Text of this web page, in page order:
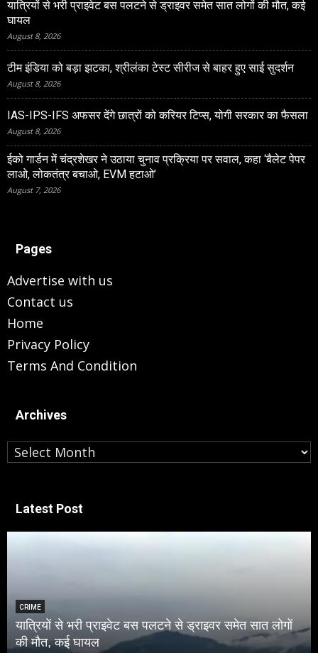
यात्रियों से भरी प्राइवेट बस पलटने से ड्राइवर समेत सात लोगों की मौत, कई
घायल
August 8, 2026
टीम इंडिया को बड़ा झटका, श्रीलंका टेस्ट सीरीज से बाहर हुए साई सुदर्शन
August 8, 2026
IAS-IPS-IFS अफसर देंगे छात्रों को करियर टिप्स, योगी सरकार का फैसला
August 8, 2026
ईको गार्डन में चंद्रशेखर ने उठाया चुनाव प्रक्रिया पर सवाल, कहा ‘बैलेट पेपर
लाओ, लोकतंत्र बचाओ, EVM हटाओ’
August 7, 2026
Pages
Advertise with us
Contact us
Home
Privacy Policy
Terms And Condition
Archives
Archives
Latest Post
NATIONAL
टीम इंडिया को बड़ा झटका, श्रीलंका टेस्ट सीरीज से बाहर हुए
साई सुदर्शन